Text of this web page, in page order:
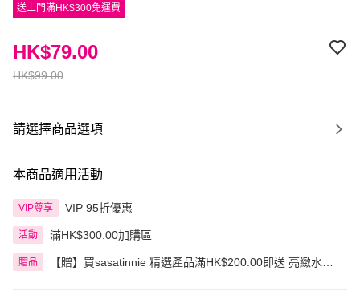
送上門滿HK$300免運費
HK$99.00
HK$79.00
請選擇商品選項
本商品適用活動
VIP尊享 VIP 95折優惠
活動 滿HK$300.00加購區
贈品
【贈】買sasatinnie 精選產品滿HK$200.00即送 亮緻水嫩